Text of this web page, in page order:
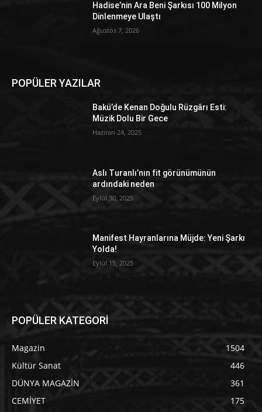
Hadise’nin Ara Beni Şarkısı 100 Milyon
Dinlenmeye Ulaştı
Ağustos 7, 2026
POPÜLER YAZILAR
Bakü’de Kenan Doğulu Rüzgârı Esti:
Müzik Dolu Bir Gece
Haziran 24, 2025
Aslı Turanlı’nın fit görünümünün
ardındaki neden
Eylül 30, 2025
Manifest Hayranlarına Müjde: Yeni Şarkı
Yolda!
Eylül 15, 2025
POPÜLER KATEGORİ
Magazin
1504
Kültür Sanat
446
DÜNYA MAGAZİN
361
CEMİYET
175